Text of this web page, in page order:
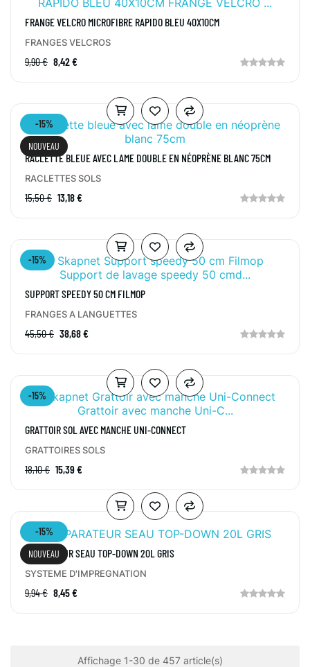
FRANGE VELCRO MICROFIBRE RAPIDO BLEU 40X10CM
FRANGES VELCROS
9,90 € 8,42 €
-15%
NOUVEAU
RACLETTE BLEUE AVEC LAME DOUBLE EN NÉOPRÈNE BLANC 75CM
RACLETTES SOLS
15,50 € 13,18 €
-15%
SUPPORT SPEEDY 50 CM FILMOP
FRANGES A LANGUETTES
45,50 € 38,68 €
-15%
GRATTOIR SOL AVEC MANCHE UNI-CONNECT
GRATTOIRES SOLS
18,10 € 15,39 €
-15%
NOUVEAU
SEPARATEUR SEAU TOP-DOWN 20L GRIS
SYSTEME D'IMPREGNATION
9,94 € 8,45 €
Affichage 1-30 de 457 article(s)